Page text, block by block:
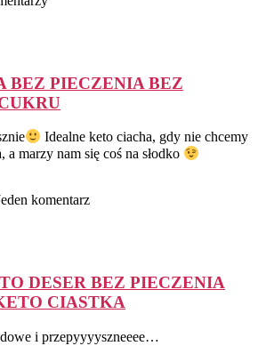
BEZ PIECZENIA BEZ
Idealne keto ciacha, gdy nie chcemy
a marzy nam się coś na słodko
komentarz
DESER BEZ PIECZENIA
CIASTKA
i przepyyyyszneeee…